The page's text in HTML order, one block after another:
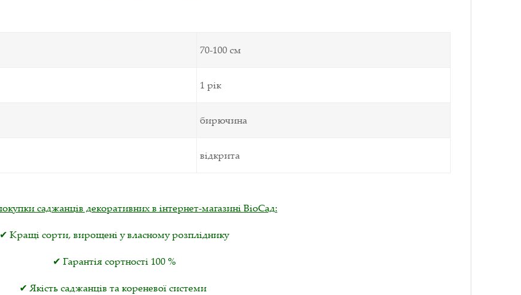
70-100 см
1 рік
бирючина
відкрита
саджанців декоративних в інтернет-магазині ВіоСад:
✔ Кращі сорти, вирощені у власному розпліднику
✔ Гарантія сортності 100 %
✔ Якість саджанців та кореневої системи